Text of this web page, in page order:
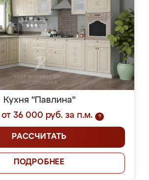
Кухня "Павлина"
36 000 руб. за п.м.
?
РАССЧИТАТЬ
ПОДРОБНЕЕ